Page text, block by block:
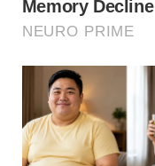
Sesi Libat
dalam
Dalam pada